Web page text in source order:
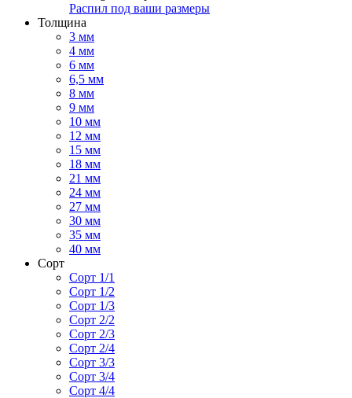
Распил под ваши размеры
Толщина
3 мм
4 мм
6 мм
6,5 мм
8 мм
9 мм
10 мм
12 мм
15 мм
18 мм
21 мм
24 мм
27 мм
30 мм
35 мм
40 мм
Сорт
Сорт 1/1
Сорт 1/2
Сорт 1/3
Сорт 2/2
Сорт 2/3
Сорт 2/4
Сорт 3/3
Сорт 3/4
Сорт 4/4